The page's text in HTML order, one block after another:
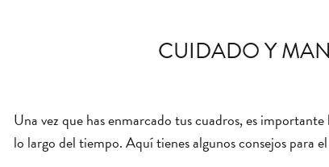
CUIDADO Y
Una vez que has enmarcado tus cuadros, es
lo largo del tiempo. Aquí tienes algunos consejos para